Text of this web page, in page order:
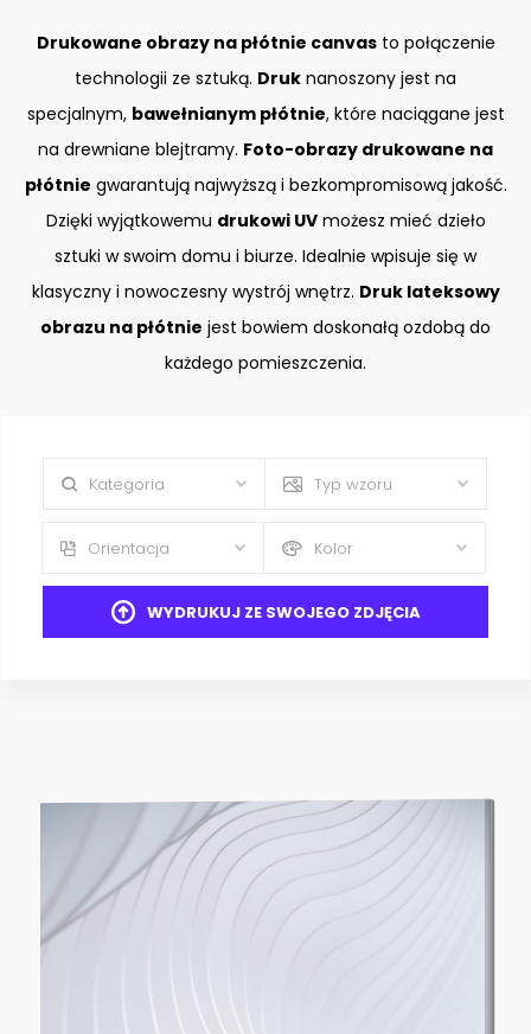
Drukowane obrazy na płótnie canvasto połączenie
technologii ze sztuką. Druk nanoszony jest na
specjalnym, bawełnianym płótnie, które naciągane jest
na drewniane blejtramy. Foto-obrazy drukowane na
płótnie gwarantują najwyższą i bezkompromisową jakość.
Dzięki wyjątkowemu drukowi UVmożesz mieć dzieło
sztuki w swoim domu i biurze. Idealnie wpisuje się w
klasyczny i nowoczesny wystrój wnętrz. Druk lateksowy
obrazu na płótnie jest bowiem doskonałą ozdobą do
każdego pomieszczenia.
Kategoria Typ wzoru
Orientacja Kolor
WYDRUKUJ ZE SWOJEGO ZDJĘCIA